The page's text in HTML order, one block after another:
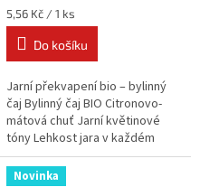
Měrná
cena:
5,56 Kč / 1 ks
Do košíku
Jarní překvapení bio – bylinný
čaj Bylinný čaj BIO Citronovo-
mátová chuť Jarní květinové
tóny Lehkost jara v každém
šálku. Jarní překvapení bio...
Novinka